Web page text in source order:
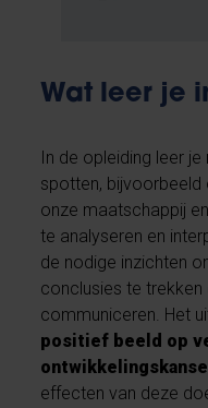
Wat leer je
In de opleiding leer je
spotten, bijvoorbeeld
onze maatschappij
te analyseren en
de nodige inzichten
conclusies te
communiceren. Het
positief beeld op
effecten van deze